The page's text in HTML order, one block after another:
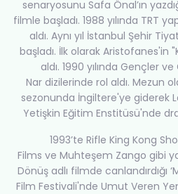
senaryosunu Safa Önal’ın
filmle başladı. 1988 yılında TRT
aldı. Aynı yıl İstanbul Şehir
başladı. İlk olarak Aristofanes'in
aldı. 1990 yılında Gençler
Nar dizilerinde rol aldı. Mezun
sezonunda İngiltere'ye giderek
Yetişkin Eğitim Enstitüsü'nde
1993’te Rifle King Kong
Films ve Muhteşem Zango gibi
Dönüş adlı filmde canlandırdığı
Film Festivali'nde Umut Veren